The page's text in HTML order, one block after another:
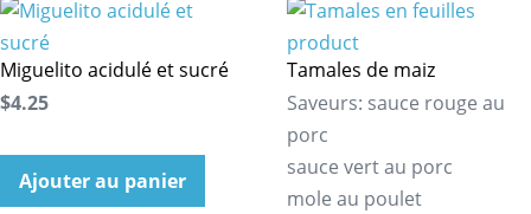
Miguelito acidulé et sucré
$4.25
Ajouter au panier
Tamales de maiz
Saveurs: sauce rouge au
porc
sauce vert au porc
mole au poulet